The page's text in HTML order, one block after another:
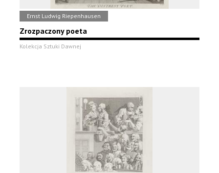
Ernst Ludwig Riepenhausen
Zrozpaczony poeta
Kolekcja Sztuki Dawnej